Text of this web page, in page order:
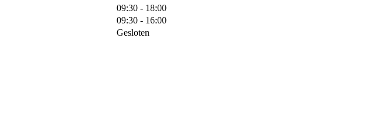
09:30 - 18:00
09:30 - 16:00
Gesloten